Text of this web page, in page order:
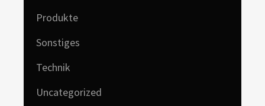
Produkte
Sonstiges
Technik
Uncategorized